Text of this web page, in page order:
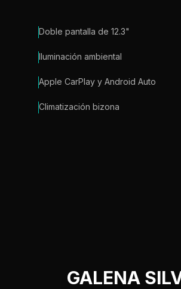
Doble pantalla de 12.3"
Iluminación ambiental
Apple CarPlay y Android Auto
Climatización bizona
GALENA